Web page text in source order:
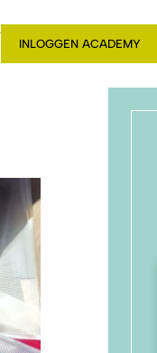
INLOGGEN ACADEMY